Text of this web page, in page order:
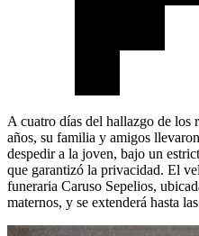
A cuatro días del hallazgo de los
años, su familia y amigos
despedir a la joven, bajo un
que garantizó la privacidad. El
funeraria Caruso Sepelios,
maternos, y se extenderá hasta